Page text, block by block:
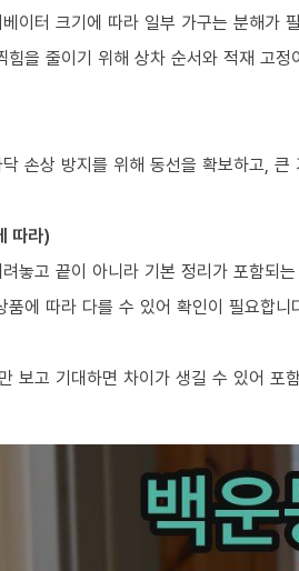
이터 크기에 따라 일부 가구는 분해가
힘을 줄이기 위해 상차 순서와 적재 고정
손상 방지를 위해 동선을 확보하고,
따라)
놓고 끝이 아니라 기본 정리가 포함되
품에 따라 다를 수 있어 확인이 필요합니
보고 기대하면 차이가 생길 수 있어 포